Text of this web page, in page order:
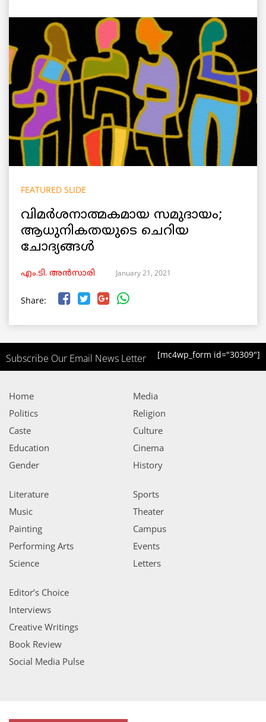
FEATURED SLIDE
വിമർശനാത്മകമായ സമുദായം;
ആധുനികതയുടെ ചെറിയ
ചോദ്യങ്ങൾ
എം.ടി. അൻസാരി January 21, 2021
Share:
Subscribe Our Email News Letter [mc4wp_form id="30309"]
Home
Politics
Caste
Education
Gender
Media
Religion
Culture
Cinema
History
Literature
Music
Painting
Performing Arts
Science
Sports
Theater
Campus
Events
Letters
Editor’s Choice
Interviews
Creative Writings
Book Review
Social Media Pulse